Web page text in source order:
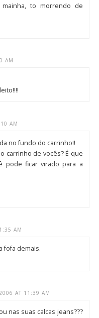
to morrendo de
AM
AM
no fundo do carrinho!!
carrinho de vocês? É que
pode ficar virado para a
AM
fofa demais.
AT 11:39 AM
nas suas calcas jeans???